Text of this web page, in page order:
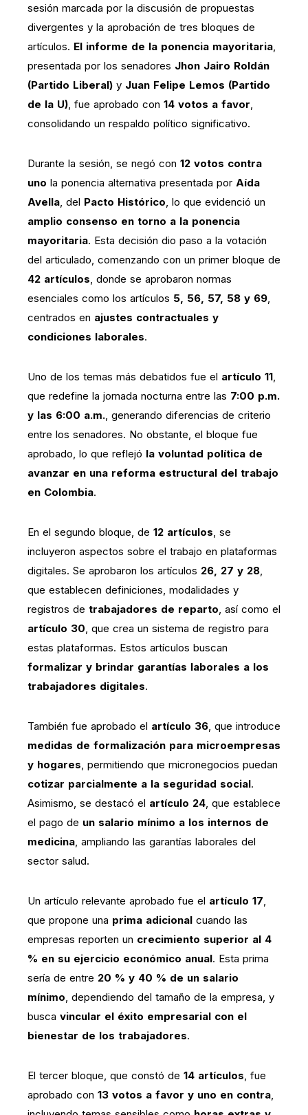
sesión marcada por la discusión de propuestas
divergentes y la aprobación de tres bloques de
artículos. El informe de la ponencia mayoritaria
presentada por los senadores Jhon Jairo Roldán
(Partido Liberal) y Juan Felipe Lemos (Partido
de la U) , fue aprobado con 14 votos a favor
consolidando un respaldo político significativo.
Durante la sesión, se negó con 12 votos contra
uno la ponencia alternativa presentada por Aída
Avella , del Pacto Histórico , lo que evidenció un
amplio consenso en torno a la ponencia
mayoritaria. Esta decisión dio paso a la votación
del articulado, comenzando con un primer bloque de
42 artículos , donde se aprobaron normas
esenciales como los artículos 5, 56, 57, 58 y 69
centrados en ajustes contractuales y
condiciones laborales.
Uno de los temas más debatidos fue el artículo 11
que redefine la jornada nocturna entre las 7:00 p.m.
y las 6:00 a.m. , generando diferencias de criterio
entre los senadores. No obstante, el bloque fue
aprobado, lo que reflejó la voluntad política de
avanzar en una reforma estructural del trabajo
en Colombia.
En el segundo bloque, de 12 artículos , se
incluyeron aspectos sobre el trabajo en plataformas
digitales. Se aprobaron los artículos 26, 27 y 28
que establecen definiciones, modalidades y
registros de trabajadores de reparto , así como el
artículo 30 , que crea un sistema de registro para
estas plataformas. Estos artículos buscan
formalizar y brindar garantías laborales a los
trabajadores digitales.
También fue aprobado el artículo 36 , que introduce
medidas de formalización para microempresas
y hogares , permitiendo que micronegocios puedan
cotizar parcialmente a la seguridad social.
Asimismo, se destacó el artículo 24 , que establece
el pago de un salario mínimo a los internos de
medicina , ampliando las garantías laborales del
sector salud.
Un artículo relevante aprobado fue el artículo 17
que propone una prima adicional cuando las
empresas reporten un crecimiento superior al 4
% en su ejercicio económico anual. Esta prima
sería de entre 20 % y 40 % de un salario
mínimo , dependiendo del tamaño de la empresa, y
busca vincular el éxito empresarial con el
bienestar de los trabajadores.
El tercer bloque, que constó de 14 artículos , fue
aprobado con 13 votos a favor y uno en contra